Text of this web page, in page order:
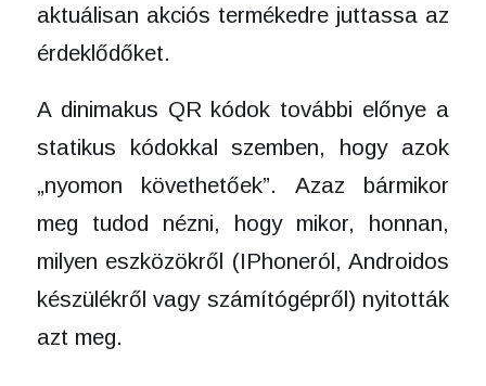
aktuálisan akciós termékedre juttassa az
érdeklődőket.
A dinimakus QR kódok további előnye a
statikus kódokkal szemben, hogy azok
„nyomon követhetőek”. Azaz bármikor
meg tudod nézni, hogy mikor, honnan,
milyen eszközökről (IPhoneról, Androidos
készülékről vagy számítógépről) nyitották
azt meg.